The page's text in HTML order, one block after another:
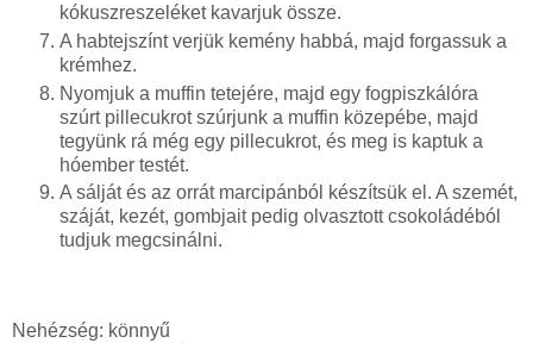
kókuszreszeléket kavarjuk össze.
A habtejszínt verjük kemény habbá, majd forgassuk a
krémhez.
Nyomjuk a muffin tetejére, majd egy fogpiszkálóra
szúrt pillecukrot szúrjunk a muffin közepébe, majd
tegyünk rá még egy pillecukrot, és meg is kaptuk a
hóember testét.
A sálját és az orrát marcipánból készítsük el. A szemét,
száját, kezét, gombjait pedig olvasztott csokoládéból
tudjuk megcsinálni.
Nehézség: könnyű